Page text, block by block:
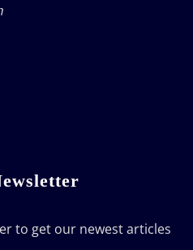
to get our newest articles